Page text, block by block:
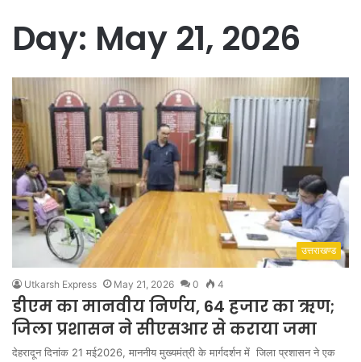
Day: May 21, 2026
उत्तराखण्ड
Utkarsh Express May 21, 2026 0 4
डीएम का मानवीय निर्णय, 64 हजार का ऋण;
जिला प्रशासन ने सीएसआर से कराया जमा
देहरादून दिनांक 21 मई2026, माननीय मुख्यमंत्री के मार्गदर्शन में जिला प्रशासन ने एक